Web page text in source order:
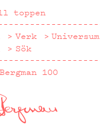
toppen
Verk
Universum
Sök
Bergman 100